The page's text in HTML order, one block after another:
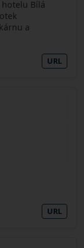
Bílá
a
URL
URL